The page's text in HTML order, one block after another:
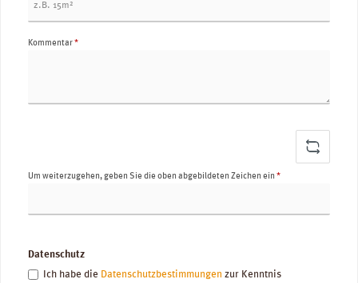
Kommentar*
Um weiterzugehen, geben Sie die oben abgebildeten Zeichen ein *
Datenschutz
Ich habe die Datenschutzbestimmungen zur Kenntnis